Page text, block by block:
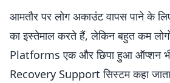
आमतौर पर लोग अकाउंट वापस पाने के
का इस्तेमाल करते हैं, लेकिन बहुत कम
Platforms एक और छिपा हुआ ऑप्शन
Recovery Support सिस्टम कहा